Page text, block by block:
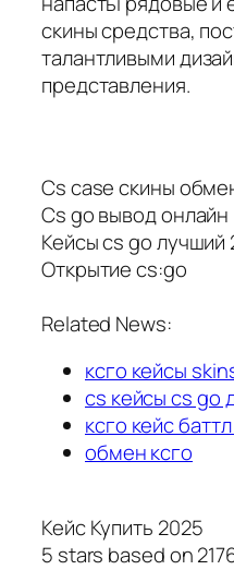
скины средства,
талантливыми
представления.
Cs case скины
Cs go вывод онлайн
Кейсы cs go лучший
Открытие cs:go
Related News:
ксго кейсы
cs кейсы cs go
ксго кейс
обмен ксго
Кейс Купить 2025
5 stars based on